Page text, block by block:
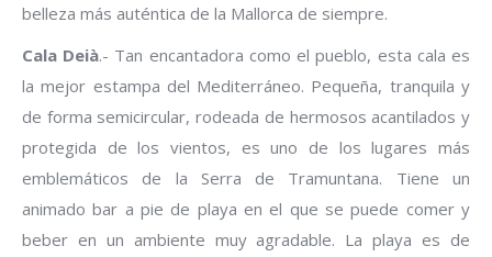
belleza más auténtica de la Mallorca de siempre.
Cala Deià.- Tan encantadora como el pueblo, esta cala es
la mejor estampa del Mediterráneo. Pequeña, tranquila y
de forma semicircular, rodeada de hermosos acantilados y
protegida de los vientos, es uno de los lugares más
emblemáticos de la Serra de Tramuntana. Tiene un
animado bar a pie de playa en el que se puede comer y
beber en un ambiente muy agradable. La playa es de